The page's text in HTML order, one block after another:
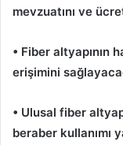
mevzuatını ve
• Fiber altyapının
erişimini
• Ulusal fiber
beraber kullanımı